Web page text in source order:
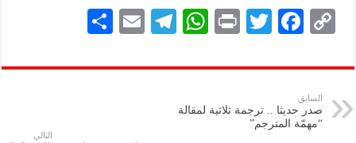
C
p
y
Li
F
eb
k
T
tt
P
nt
W
at
A
Te
gr
E
ai
ar
السابق
صدر حديثا .. ترجمة ثلاثية لمقالة
“مهمّة المترجم”
التالي